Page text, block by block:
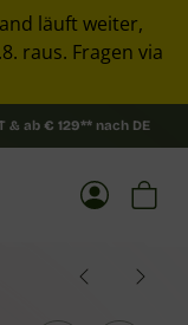
läuft weiter,
raus. Fragen via
& ab € 129** nach DE